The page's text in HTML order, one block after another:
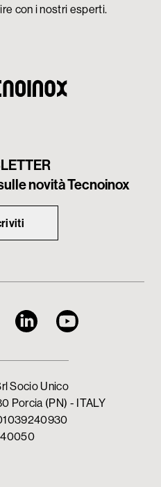
con i nostri esperti.
novità Tecnoinox
Socio Unico
Porcia (PN) - ITALY
40050